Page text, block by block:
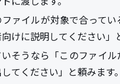
ファイルが対象で合って
けに説明してください」
そうなら「このファイ
てください」と頼みます。